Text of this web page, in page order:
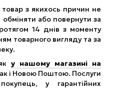
з якихось причин не
або повернути за
14 днів з моменту
товарного вигляду та за
у нашому магазині на
і Новою Поштою. Послуги
у гарантійних